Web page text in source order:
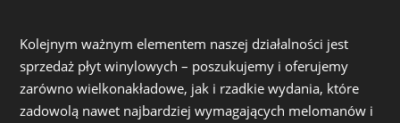
Kolejnym ważnym elementem naszej działalności jest
sprzedaż płyt winylowych – poszukujemy i oferujemy
zarówno wielkonakładowe, jak i rzadkie wydania, które
zadowolą nawet najbardziej wymagających melomanów i